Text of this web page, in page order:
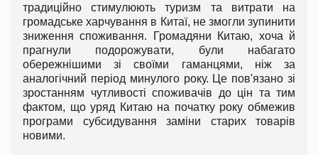
традиційно стимулюють туризм та витрати на
громадське харчування в Китаї, не змогли зупинити
зниження споживання. Громадяни Китаю, хоча й
прагнули подорожувати, були набагато
обережнішими зі своїми гаманцями, ніж за
аналогічний період минулого року. Це пов'язано зі
зростанням чутливості споживачів до цін та тим
фактом, що уряд Китаю на початку року обмежив
програми субсидування заміни старих товарів
новими.